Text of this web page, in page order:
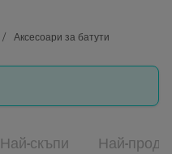
Аксесоари за батути
Най-скъпи Най-